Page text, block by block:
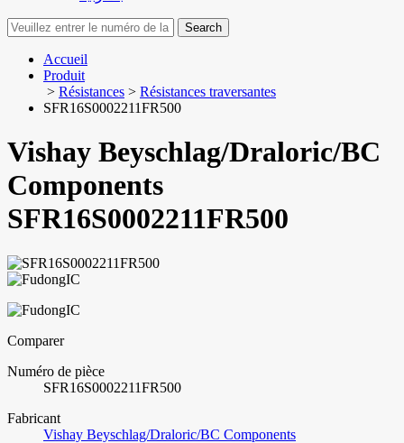
Search
Accueil
Produit
> Résistances > Résistances traversantes
SFR16S0002211FR500
Vishay Beyschlag/Draloric/BC
Components
SFR16S0002211FR500
Comparer
Numéro de pièce
SFR16S0002211FR500
Fabricant
Vishay Beyschlag/Draloric/BC Components